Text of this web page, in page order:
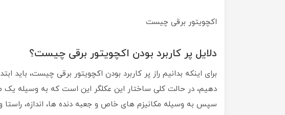
اکچویتور برقی چیست
دلایل پر کاربرد بودن اکچویتور برقی چیست؟
برای اینکه بدانیم راز پر کاربرد بودن اکچویتور برقی چیست، باید
دهیم، در حالت کلی ساختار این عکلگر این است که به وسیله یک
سپس به وسیله مکانیزم های خاص و جعبه دنده ها، اندازه، راستا